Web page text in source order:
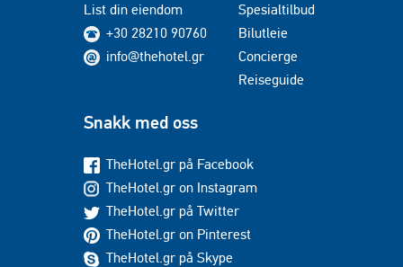
List din eiendom
+30 28210 90760
info@thehotel.gr
Spesialtilbud
Bilutleie
Concierge
Reiseguide
Snakk med oss
TheHotel.gr på Facebook
TheHotel.gr on Instagram
TheHotel.gr på Twitter
TheHotel.gr on Pinterest
TheHotel.gr på Skype